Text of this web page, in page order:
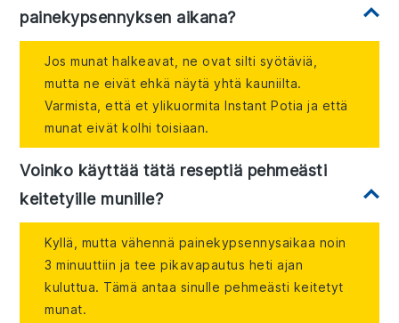
painekypsennyksen aikana?
Jos munat halkeavat, ne ovat silti syötäviä,
mutta ne eivät ehkä näytä yhtä kauniilta.
Varmista, että et ylikuormita Instant Potia ja että
munat eivät kolhi toisiaan.
Voinko käyttää tätä reseptiä pehmeästi
keitetyille munille?
Kyllä, mutta vähennä painekypsennysaikaa noin
3 minuuttiin ja tee pikavapautus heti ajan
kuluttua. Tämä antaa sinulle pehmeästi keitetyt
munat.